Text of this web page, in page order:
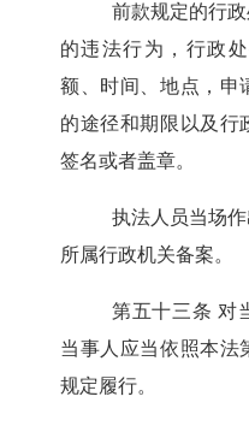
前款规定的行
的违法行为，行政
额、时间、地点，申
的途径和期限以及行
签名或者盖章。
执法人员当场
所属行政机关备案。
第五十三条 对
当事人应当依照本法
规定履行。